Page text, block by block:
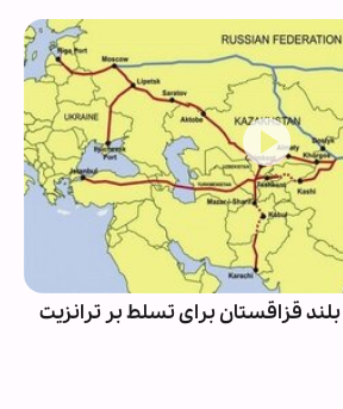
بلند قزاقستان برای تسلط بر ترانزیت